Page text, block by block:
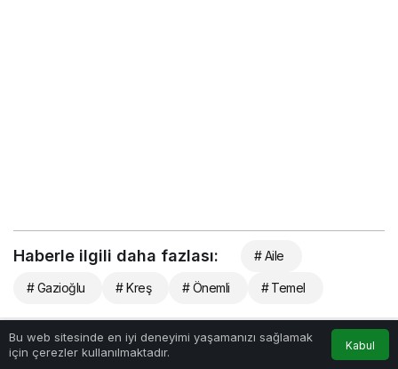
Haberle ilgili daha fazlası: # Aile
# Gazioğlu # Kreş # Önemli # Temel
Benzer Haberler
Bu web sitesinde en iyi deneyimi yaşamanızı sağlamak
için çerezler kullanılmaktadır.
Kabul